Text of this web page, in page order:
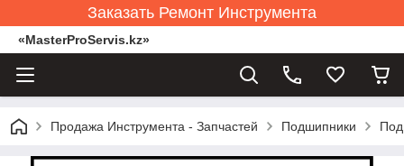
Заказать Ремонт Инструмента
«MasterProServis.kz»
Продажа Инструмента - Запчастей Подшипники